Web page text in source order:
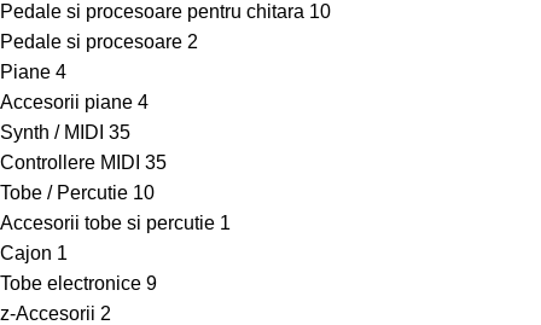
Pedale si procesoare pentru chitara 10
Pedale si procesoare 2
Piane 4
Accesorii piane 4
Synth / MIDI 35
Controllere MIDI 35
Tobe / Percutie 10
Accesorii tobe si percutie 1
Cajon 1
Tobe electronice 9
z-Accesorii 2